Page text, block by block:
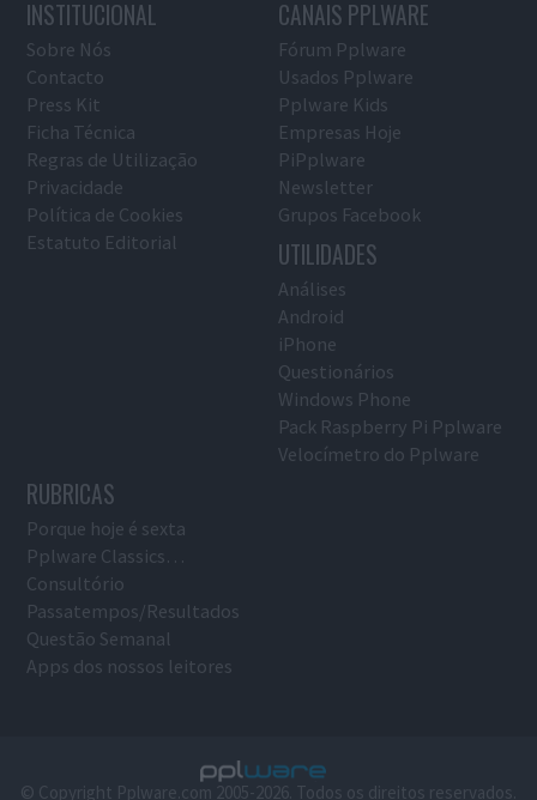
INSTITUCIONAL
Sobre Nós
Contacto
Press Kit
Ficha Técnica
Regras de Utilização
Privacidade
Política de Cookies
Estatuto Editorial
CANAIS PPLWARE
Fórum Pplware
Usados Pplware
Pplware Kids
Empresas Hoje
PiPplware
Newsletter
Grupos Facebook
UTILIDADES
Análises
Android
iPhone
Questionários
Windows Phone
Pack Raspberry Pi Pplware
Velocímetro do Pplware
RUBRICAS
Porque hoje é sexta
Pplware Classics…
Consultório
Passatempos/Resultados
Questão Semanal
Apps dos nossos leitores
© Copyright Pplware.com 2005-2026. Todos os direitos reservados.